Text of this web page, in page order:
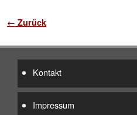
Bilder-Navigation
← Zurück
Kontakt
Impressum